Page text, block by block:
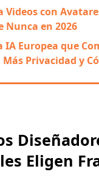
Videos con
Nunca en 2026
IA Europea que
Más Privacidad y
Eligen